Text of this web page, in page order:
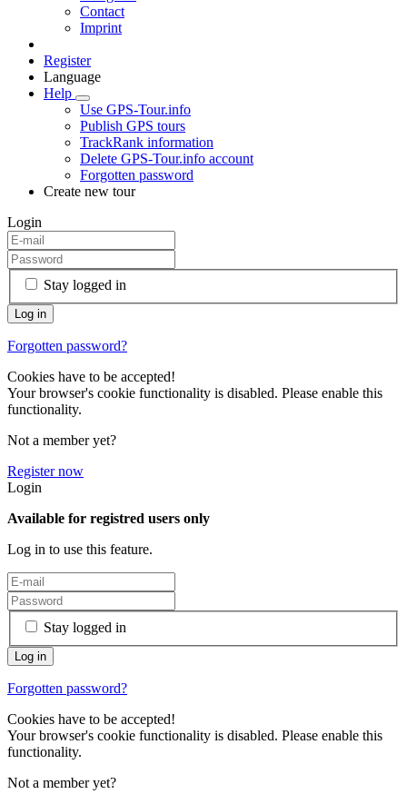
Contact
Imprint
Register
Language
Help
Use GPS-Tour.info
Publish GPS tours
TrackRank information
Delete GPS-Tour.info account
Forgotten password
Create new tour
Login
Stay logged in
Forgotten password?
Cookies have to be accepted!
Your browser's cookie functionality is disabled. Please enable this
functionality.
Not a member yet?
Register now
Login
Available for registred users only
Log in to use this feature.
Stay logged in
Forgotten password?
Cookies have to be accepted!
Your browser's cookie functionality is disabled. Please enable this
functionality.
Not a member yet?